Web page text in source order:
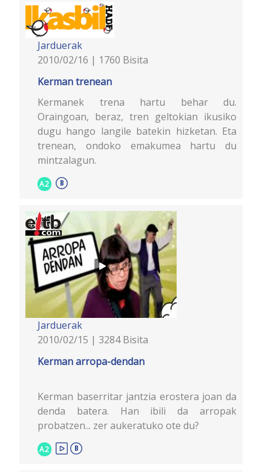
Jarduerak
2010/02/16 | 1760 Bisita
Kerman trenean
Kermanek trena hartu behar du.
Oraingoan, beraz, tren geltokian ikusiko
dugu hango langile batekin hizketan. Eta
trenean, ondoko emakumea hartu du
mintzalagun.
A2
Jarduerak
2010/02/15 | 3284 Bisita
Kerman arropa-dendan
Kerman baserritar jantzia erostera joan da
denda batera. Han ibili da arropak
probatzen... zer aukeratuko ote du?
A2